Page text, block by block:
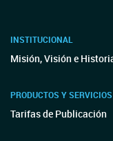
INSTITUCIONAL
Misión, Visión e
PRODUCTOS Y SERVICIOS
Tarifas de Publicación